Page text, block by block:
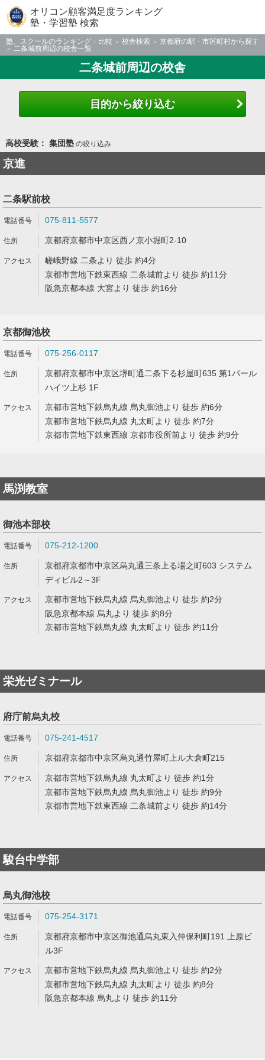
オリコン顧客満足度ランキング
塾・学習塾 検索
塾、スクールのランキング・比較 校舎検索
京都府の駅・市区町村から探す
二条城前周辺の校舎一覧
二条城前周辺の校舎
目的から絞り込む
高校受験： 集団塾の絞り込み
京進
二条駅前校
075-811-5577
京都府京都市中京区西ノ京小堀町2-10
嵯峨野線 二条より 徒歩 約4分
京都市営地下鉄東西線 二条城前より 徒歩 約11分
阪急京都本線 大宮より 徒歩 約16分
京都御池校
075-256-0117
京都府京都市中京区堺町通二条下る杉屋町635 第1パール
ハイツ上杉 1F
京都市営地下鉄烏丸線 烏丸御池より 徒歩 約6分
京都市営地下鉄烏丸線 丸太町より 徒歩 約7分
京都市営地下鉄東西線 京都市役所前より 徒歩 約9分
馬渕教室
御池本部校
075-212-1200
京都府京都市中京区烏丸通三条上る場之町603 システム
ディビル2～3F
京都市営地下鉄烏丸線 烏丸御池より 徒歩 約2分
阪急京都本線 烏丸より 徒歩 約8分
京都市営地下鉄烏丸線 丸太町より 徒歩 約11分
栄光ゼミナール
府庁前烏丸校
075-241-4517
京都府京都市中京区烏丸通竹屋町上ル大倉町215
京都市営地下鉄烏丸線 丸太町より 徒歩 約1分
京都市営地下鉄烏丸線 烏丸御池より 徒歩 約9分
京都市営地下鉄東西線 二条城前より 徒歩 約14分
駿台中学部
烏丸御池校
075-254-3171
京都府京都市中京区御池通烏丸東入仲保利町191 上原ビ
ル3F
京都市営地下鉄烏丸線 烏丸御池より 徒歩 約2分
京都市営地下鉄烏丸線 丸太町より 徒歩 約8分
阪急京都本線 烏丸より 徒歩 約11分